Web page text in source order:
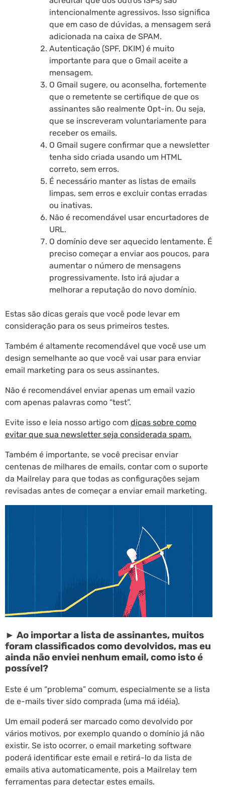
intencionalmente agressivos. Isso significa
que em caso de dúvidas, a mensagem será
adicionada na caixa de SPAM.
Autenticação (SPF, DKIM) é muito
importante para que o Gmail aceite a
mensagem.
O Gmail sugere, ou aconselha, fortemente
que o remetente se certifique de que os
assinantes são realmente Opt-in. Ou seja,
que se inscreveram voluntariamente para
receber os emails.
O Gmail sugere confirmar que a newsletter
tenha sido criada usando um HTML
correto, sem erros.
É necessário manter as listas de emails
limpas, sem erros e excluir contas erradas
ou inativas.
Não é recomendável usar encurtadores de
URL.
O domínio deve ser aquecido lentamente. É
preciso começar a enviar aos poucos, para
aumentar o número de mensagens
progressivamente. Isto irá ajudar a
melhorar a reputação do novo domínio.
Estas são dicas gerais que você pode levar em
consideração para os seus primeiros testes.
Também é altamente recomendável que você use um
design semelhante ao que você vai usar para enviar
email marketing para os seus assinantes.
Não é recomendável enviar apenas um email vazio
com apenas palavras como “test”.
Evite isso e leia nosso artigo com dicas sobre como
evitar que sua newsletter seja considerada spam.
Também é importante, se você precisar enviar
centenas de milhares de emails, contar com o suporte
da Mailrelay para que todas as configurações sejam
revisadas antes de começar a enviar email marketing.
► Ao importar a lista de assinantes, muitos
foram classificados como devolvidos, mas eu
ainda não enviei nenhum email, como isto é
possível?
Este é um “problema” comum, especialmente se a lista
de e-mails tiver sido comprada (uma má idéia).
Um email poderá ser marcado como devolvido por
vários motivos, por exemplo quando o domínio já não
existir. Se isto ocorrer, o email marketing software
poderá identificar este email e retirá-lo da lista de
emails ativa automaticamente, pois a Mailrelay tem
ferramentas para detectar estes emails.